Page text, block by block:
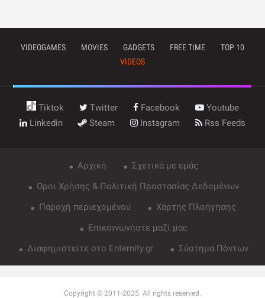
VIDEOGAMES MOVIES GADGETS FREE TIME
TOP 10
VIDEOS
Tiktok Twitter Facebook
Youtube
Linkedin
Steam Instagram Rss Feeds
Αρχική
Σχετικά με εμάς
Όροι Χρήσης & Πολιτική Προστασίας Δεδομένων
Παροχή περιεχομένου
Χάρτης Πλοήγησης
Επικοινωνήστε μαζί μας
Διαφημιστείτε στο Enternity.gr
Σύστημα Πόντων
Copyright © 2011-2025. All rights reserved.